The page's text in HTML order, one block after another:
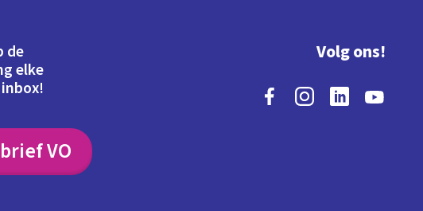
de
elke
VO
Volg ons!